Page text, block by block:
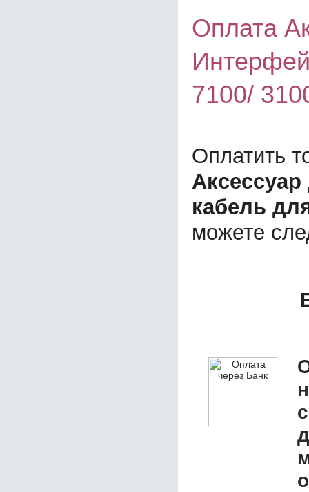
Оплата
7100/
Оплатить
кабель
можете